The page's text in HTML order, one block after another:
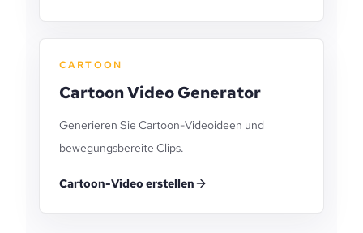
CARTOON
Cartoon Video Generator
Generieren Sie Cartoon-Videoideen und
bewegungsbereite Clips.
Cartoon-Video erstellen